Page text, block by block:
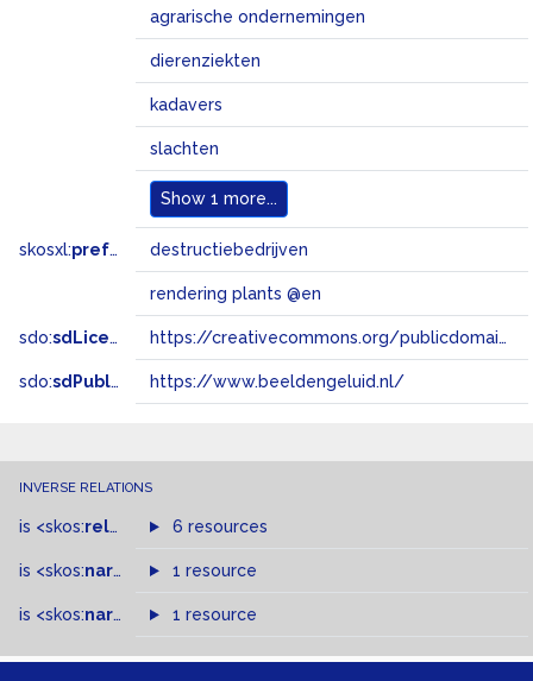
agrarische ondernemingen
dierenziekten
kadavers
slachten
Show 1 more...
skosxl:prefLabel destructiebedrijven
rendering plants @en
sdo:sdLicense https://creativecommons.org/publicdomain/zero/1.0/
sdo:sdPublisher https://www.beeldengeluid.nl/
INVERSE RELATIONS
is <skos:related > of
6 resources
is <skos:narrower >of
1 resource
is <skos:narrowMatch >of
1 resource